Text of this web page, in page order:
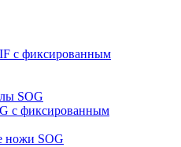
с фиксированным
SOG
с фиксированным
ножи SOG